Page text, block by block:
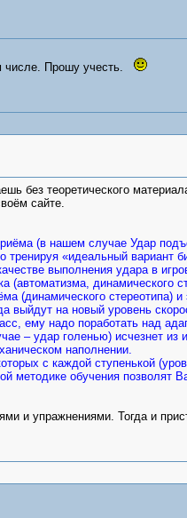
числе. Прошу учесть.
без теоретического
сайте.
(в нашем случае Удар
«идеальный вариант
выполнения удара в
динамического
(динамического стереотипа)
выйдут на новый уровень
ему надо поработать над
– удар голенью) исчезнет из
наполнении.
с каждой ступенькой
обучения позволят
упражнениями. Тогда и